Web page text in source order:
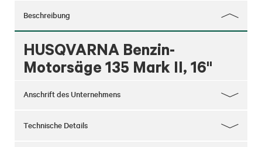
Beschreibung
HUSQVARNA Benzin-
Motorsäge 135 Mark II, 16"
Anschrift des Unternehmens
Technische Details